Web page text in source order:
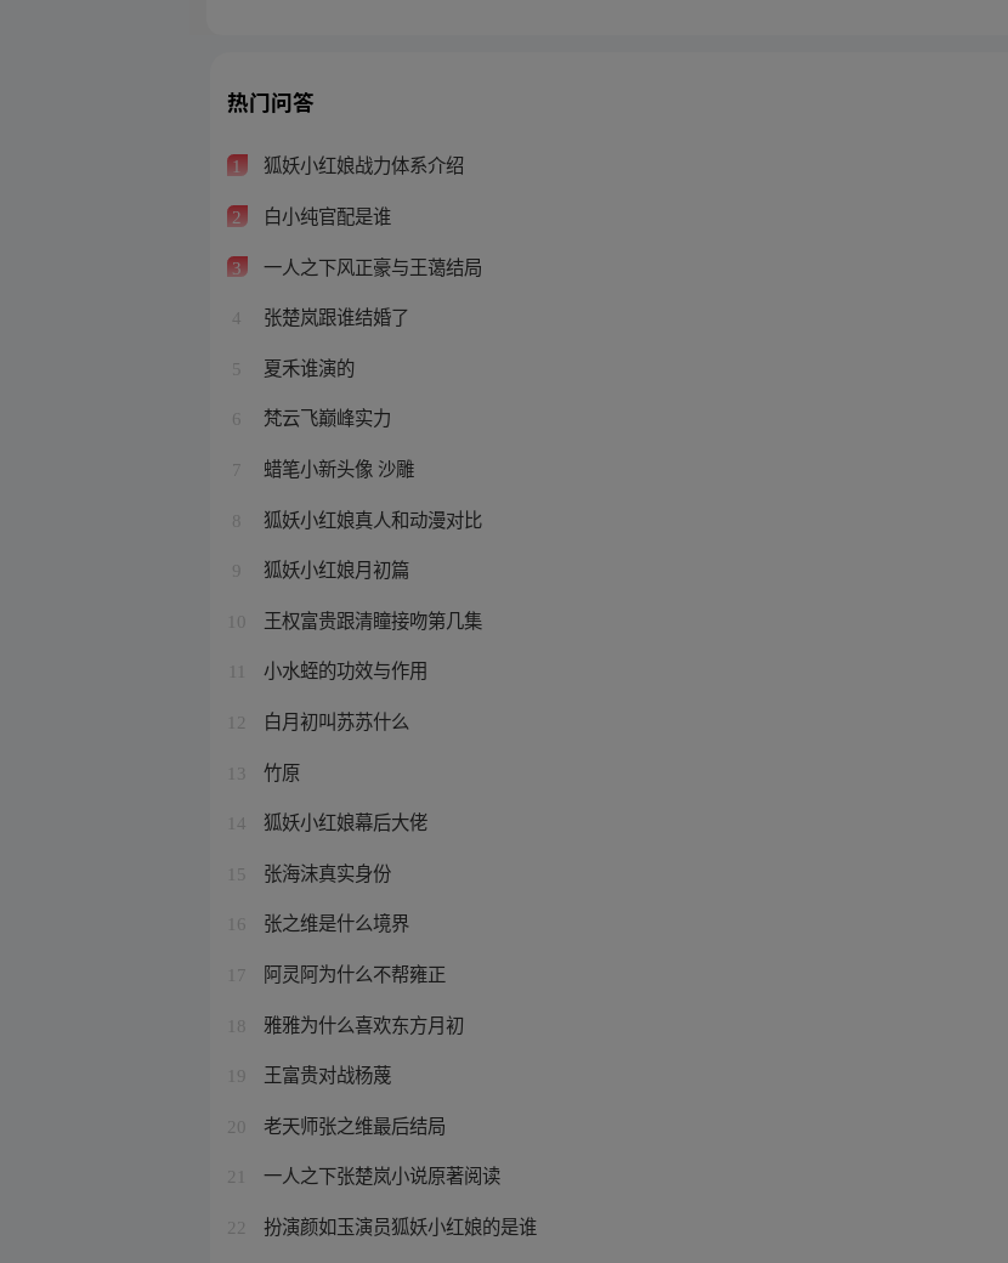
热门问答
1 狐妖小红娘战力体系介绍
2 白小纯官配是谁
3 一人之下风正豪与王蔼结局
4 张楚岚跟谁结婚了
5 夏禾谁演的
6 梵云飞巅峰实力
7 蜡笔小新头像 沙雕
8 狐妖小红娘真人和动漫对比
9 狐妖小红娘月初篇
10 王权富贵跟清瞳接吻第几集
小水蛭的功效与作用
12 白月初叫苏苏什么
13 竹原
14 狐妖小红娘幕后大佬
15 张海沫真实身份
16 张之维是什么境界
17 阿灵阿为什么不帮雍正
18 雅雅为什么喜欢东方月初
19 王富贵对战杨蔑
20 老天师张之维最后结局
21 一人之下张楚岚小说原著阅读
22 扮演颜如玉演员狐妖小红娘的是谁